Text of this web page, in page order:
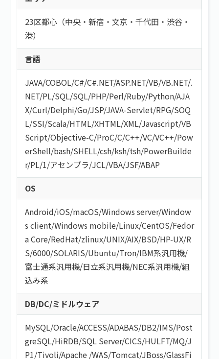
23区都心（中央・新宿・文京・千代田・渋谷・
港）
言語
JAVA/COBOL/C#/C#.NET/ASP.NET/VB/VB.NET/.
NET/PL/SQL/SQL/PHP/Perl/Ruby/Python/AJA
X/Curl/Delphi/Go/JSP/JAVA-Servlet/RPG/SOQ
L/SSI/Scala/HTML/XHTML/XML/Javascript/VB
Script/Objective-C/ProC/C/C++/VC/VC++/Pow
erShell/bash/SHELL/csh/ksh/tsh/PowerBuilde
r/PL/1/アセンブラ/JCL/VBA/JSF/ABAP
OS
Android/iOS/macOS/Windows server/Window
s client/Windows mobile/Linux/CentOS/Fedor
a Core/RedHat/zlinux/UNIX/AIX/BSD/HP-UX/R
S/6000/SOLARIS/Ubuntu/Tron/IBM系汎用機/
富士通系汎用機/日立系汎用機/NEC系汎用機/組
込み系
DB/DC/ミドルウェア
MySQL/Oracle/ACCESS/ADABAS/DB2/IMS/Post
greSQL/HiRDB/SQL Server/CICS/HULFT/MQ/J
P1/Tivoli/Apache /WAS/Tomcat/JBoss/GlassFi